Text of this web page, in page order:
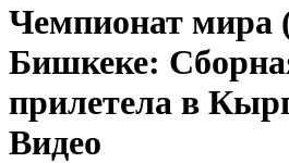
Чемпионат мира
Бишкеке:
прилетела в
Видео